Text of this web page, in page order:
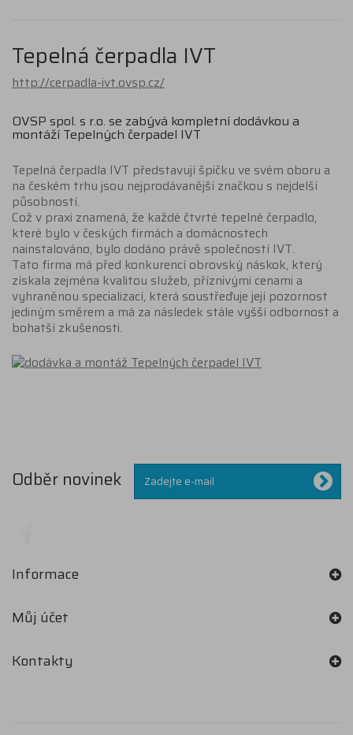
Tepelná čerpadla IVT
http://cerpadla-ivt.ovsp.cz/
OVSP spol. s r.o. se zabývá kompletní dodávkou a
montáží Tepelných čerpadel IVT
Tepelná čerpadla IVT představují špičku ve svém oboru a
na českém trhu jsou nejprodávanější značkou s nejdelší
působností.
Což v praxi znamená, že každé čtvrté tepelné čerpadlo,
které bylo v českých firmách a domácnostech
nainstalováno, bylo dodáno právě společností IVT.
Tato firma má před konkurencí obrovský náskok, který
získala zejména kvalitou služeb, příznivými cenami a
vyhraněnou specializací, která soustřeďuje její pozornost
jediným směrem a má za následek stále vyšší odbornost a
bohatší zkušenosti.
Odběr novinek
Informace
Můj účet
Kontakty